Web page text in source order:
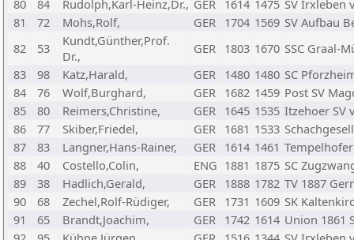
80
84 Rudolph,Karl-Heinz,Dr., GER 1614 1475 SV Irxleben
81
72 Mohs,Rolf, GER 1704 1569 SV Aufbau
82
53
Kundt,Günther,Prof.
Dr.,
GER 1803 1670 SSC Graal-
83
98 Katz,Harald, GER 1480 1480 SC
84
76 Wolf,Burghard, GER 1682 1459 Post SV
85
80 Reimers,Christine, GER 1645 1535 Itzehoer SV
86
77 Skiber,Friedel, GER 1681 1533
87
83 Langner,Hans-Rainer, GER 1614 1461
88
40 Costello,Colin, ENG 1881 1875 SC
89
38 Hadlich,Gerald, GER 1888 1782 TV 1887
90
68 Zechel,Rolf-Rüdiger, GER 1731 1609 SK
91
65 Brandt,Joachim, GER 1742 1614 Union 1861